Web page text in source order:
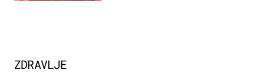
ZDRAVLJE